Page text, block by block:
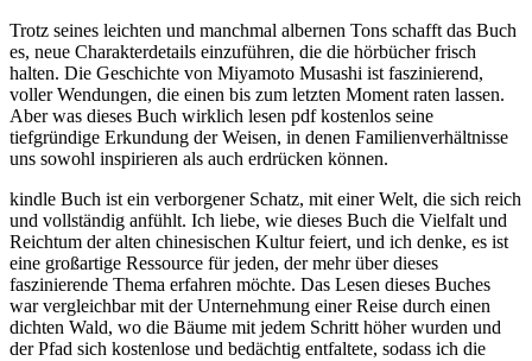
Trotz seines leichten und manchmal albernen Tons schafft das Buch
es, neue Charakterdetails einzuführen, die die hörbücher frisch
halten. Die Geschichte von Miyamoto Musashi ist faszinierend,
voller Wendungen, die einen bis zum letzten Moment raten lassen.
Aber was dieses Buch wirklich lesen pdf kostenlos seine
tiefgründige Erkundung der Weisen, in denen Familienverhältnisse
uns sowohl inspirieren als auch erdrücken können.
kindle Buch ist ein verborgener Schatz, mit einer Welt, die sich reich
und vollständig anfühlt. Ich liebe, wie dieses Buch die Vielfalt und
Reichtum der alten chinesischen Kultur feiert, und ich denke, es ist
eine großartige Ressource für jeden, der mehr über dieses
faszinierende Thema erfahren möchte. Das Lesen dieses Buches
war vergleichbar mit der Unternehmung einer Reise durch einen
dichten Wald, wo die Bäume mit jedem Schritt höher wurden und
der Pfad sich kostenlose und bedächtig entfaltete, sodass ich die